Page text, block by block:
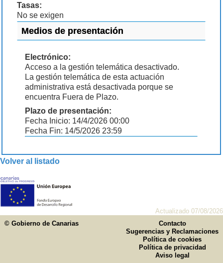
Tasas:
No se exigen
Medios de presentación
Electrónico:
Acceso a la gestión telemática desactivado.
La gestión telemática de esta actuación
administrativa está desactivada porque se
encuentra Fuera de Plazo.
Plazo de presentación:
Fecha Inicio: 14/4/2026 00:00
Fecha Fin: 14/5/2026 23:59
Volver al listado
Actualizado 07/08/2026
© Gobierno de Canarias
Contacto
Sugerencias y Reclamaciones
Política de cookies
Política de privacidad
Aviso legal